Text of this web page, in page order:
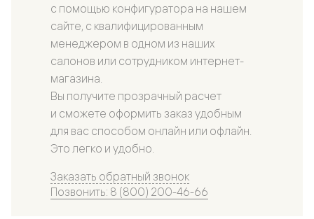
с помощью конфигуратора на нашем
сайте, с квалифицированным
менеджером в одном из наших
салонов или сотрудником интернет-
магазина.
Вы получите прозрачный расчет
и сможете оформить заказ удобным
для вас способом онлайн или офлайн.
Это легко и удобно.
Заказать обратный звонок
Позвонить: 8 (800) 200-46-66